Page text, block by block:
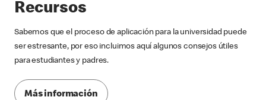
Recursos
Sabemos que el proceso de aplicación para la universidad puede
ser estresante, por eso incluimos aquí algunos consejos útiles
para estudiantes y padres.
Más información